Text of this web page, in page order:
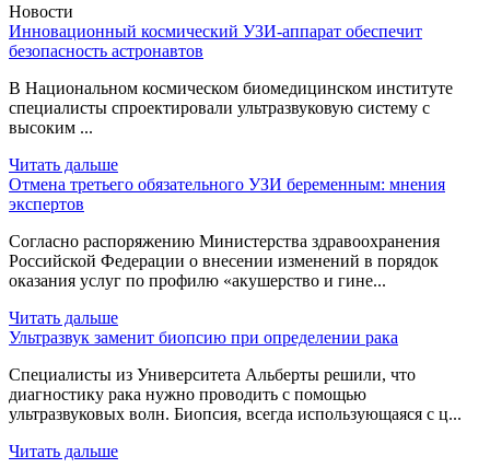
Новости
Инновационный космический УЗИ-аппарат обеспечит
безопасность астронавтов
В Национальном космическом биомедицинском институте
специалисты спроектировали ультразвуковую систему с
высоким ...
Читать дальше
Отмена третьего обязательного УЗИ беременным: мнения
экспертов
Согласно распоряжению Министерства здравоохранения
Российской Федерации о внесении изменений в порядок
оказания услуг по профилю «акушерство и гине...
Читать дальше
Ультразвук заменит биопсию при определении рака
Специалисты из Университета Альберты решили, что
диагностику рака нужно проводить с помощью
ультразвуковых волн. Биопсия, всегда использующаяся с ц...
Читать дальше